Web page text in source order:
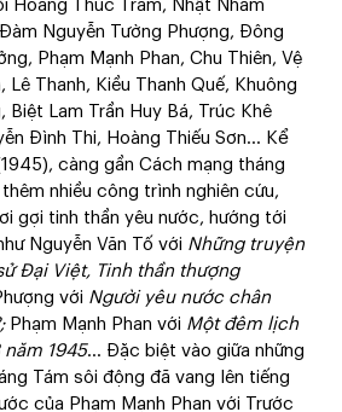
Hoàng Thúc Trâm, Nhật Nham
Đàm Nguyễn Tường Phượng, Đông
Phạm Mạnh Phan, Chu Thiên, Vệ
Lê Thanh, Kiều Thanh Quế, Khuông
Biệt Lam Trần Huy Bá, Trúc Khê
Đình Thi, Hoàng Thiếu Sơn... Kể
càng gần Cách mạng tháng
thêm nhiều công trình nghiên cứu,
gợi tinh thần yêu nước, hướng tới
Nguyễn Văn Tố với Những truyện
Đại Việt, Tinh thần thượng
với Người yêu nước chân
Phạm Mạnh Phan với Một đêm lịch
1945… Đặc biệt vào giữa những
Tám sôi động đã vang lên tiếng
của Phạm Mạnh Phan với Trước